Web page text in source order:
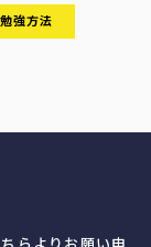
勉強方法